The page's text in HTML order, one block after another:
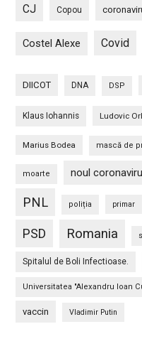
CJ Copou
Costel Alexe Covid
DIICOT DNA DSP
Klaus Iohannis Ludovic
Marius Bodea mască de
moarte noul
PNL poliția primar
PSD Romania
Spitalul de Boli Infectioase.
Universitatea "Alexandru Ioan
vaccin Vladimir Putin